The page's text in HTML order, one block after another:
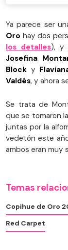
Ya parece ser
Oro hay dos
los detalles), y
Josefina
Block y
Valdés, y ahora
Se trata de
que se tomaron
juntas por la
vedetón este
ambos eran muy
Temas
Copihue de Oro
Red Carpet